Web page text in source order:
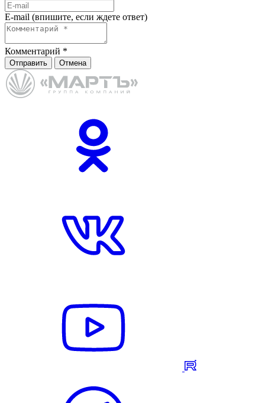
E-mail (впишите, если ждете ответ)
Комментарий *
Отправить Отмена